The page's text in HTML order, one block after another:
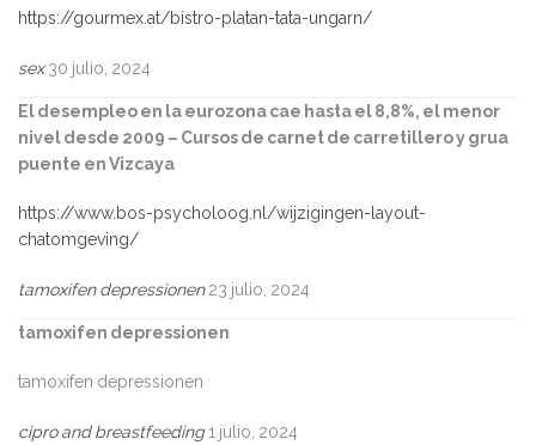
https://gourmex.at/bistro-platan-tata-ungarn/
sex 30 julio, 2024
El desempleo en la eurozona cae hasta el 8,8%, el menor
nivel desde 2009 – Cursos de carnet de carretillero y grua
puente en Vizcaya
https://www.bos-psycholoog.nl/wijzigingen-layout-
chatomgeving/
tamoxifen depressionen 23 julio, 2024
tamoxifen depressionen
tamoxifen depressionen
cipro and breastfeeding1 julio, 2024